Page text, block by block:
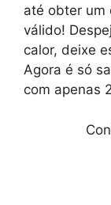
até obter um
válido!
calor, deixe
Agora é só
com apenas